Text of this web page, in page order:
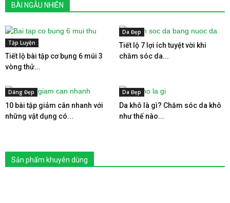
BÀI NGẪU NHIÊN
Tập Luyện
Tiết lộ bài tập cơ bụng 6 múi 3
vòng thử...
Da Đẹp
Tiết lộ 7 lợi ích tuyệt vời khi
chăm sóc da...
Dáng Đẹp
10 bài tập giảm cân nhanh với
những vật dụng có...
Da Đẹp
Da khô là gì? Chăm sóc da khô
như thế nào...
Sản phẩm khuyên dùng